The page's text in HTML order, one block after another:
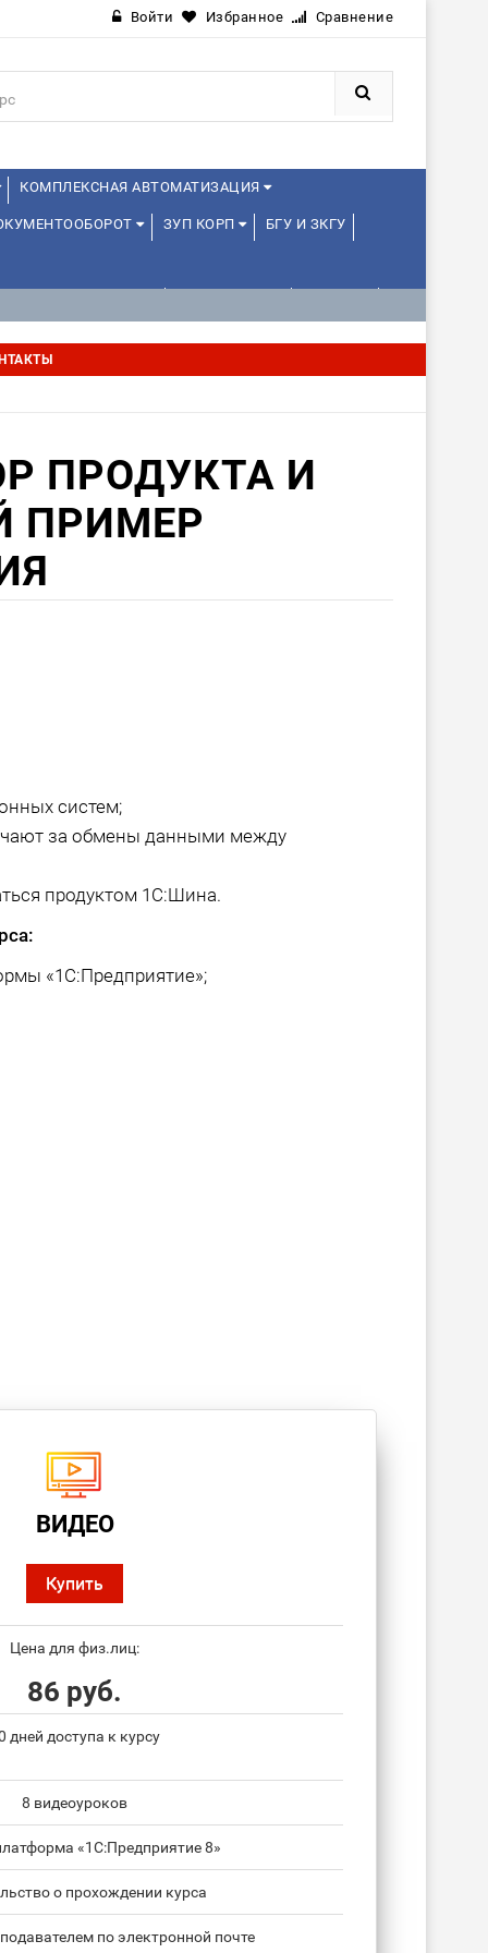
Войти Избранное Сравнение
КОМПЛЕКСНАЯ АВТОМАТИЗАЦИЯ
ЗУП КОРП БГУ И ЗКГУ
ПРОДУКТА И
ПРИМЕР
систем;
за обмены данными между
продуктом 1С:Шина.
«1С:Предприятие»;
ВИДЕО
Купить
Цена для физ.лиц:
86 руб.
дней доступа к курсу
8 видеоуроков
«1С:Предприятие 8»
о прохождении курса
по электронной почте